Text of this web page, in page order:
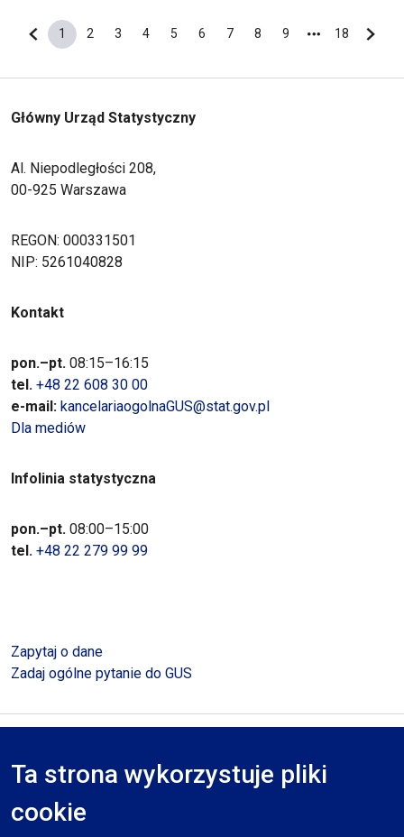
Ta strona wykorzystuje pliki
cookie
Poprzednia strona
Bieżąca strona
1
Strona
2
Strona
3
Strona
4
Strona
5
Strona
6
Strona
7
Strona
8
Strona
9
Ostatnia
18
Główny Urząd Statystyczny
Al. Niepodległości 208,
00-925 Warszawa
REGON: 000331501
NIP: 5261040828
Kontakt
pon.–pt. 08:15–16:15
tel. +48 22 608 30 00
e-mail: kancelariaogolnaGUS@stat.gov.pl
Dla mediów
Infolinia statystyczna
pon.–pt. 08:00–15:00
tel. +48 22 279 99 99
Zapytaj o dane
Zadaj ogólne pytanie do GUS
RODO